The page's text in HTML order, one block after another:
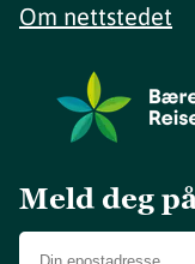
Om nettstedet
Meld deg